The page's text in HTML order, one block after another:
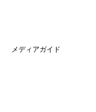
メディアガイド